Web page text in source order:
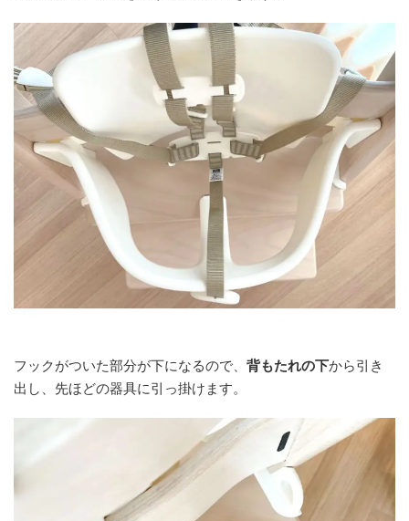
フックがついた部分が下になるので、 背もたれの下から引き
出し、先ほどの器具に引っ掛けます。